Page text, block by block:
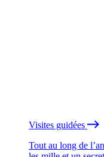
Visites guidées
Tout au long de